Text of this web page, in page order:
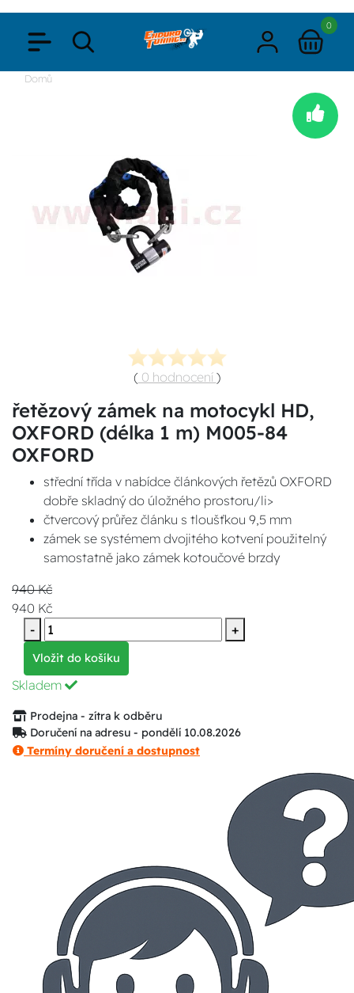
0
Domů
( 0 hodnocení )
řetězový zámek na motocykl HD,
OXFORD (délka 1 m) M005-84
OXFORD
střední třída v nabídce článkových řetězů OXFORD
dobře skladný do úložného prostoru/li>
čtvercový průřez článku s tloušťkou 9,5 mm
zámek se systémem dvojitého kotvení použitelný
samostatně jako zámek kotoučové brzdy
940 Kč
940 Kč
-
+
Vložit do košíku
Skladem
Prodejna - zítra k odběru
Doručení na adresu - pondělí 10.08.2026
Termíny doručení a dostupnost